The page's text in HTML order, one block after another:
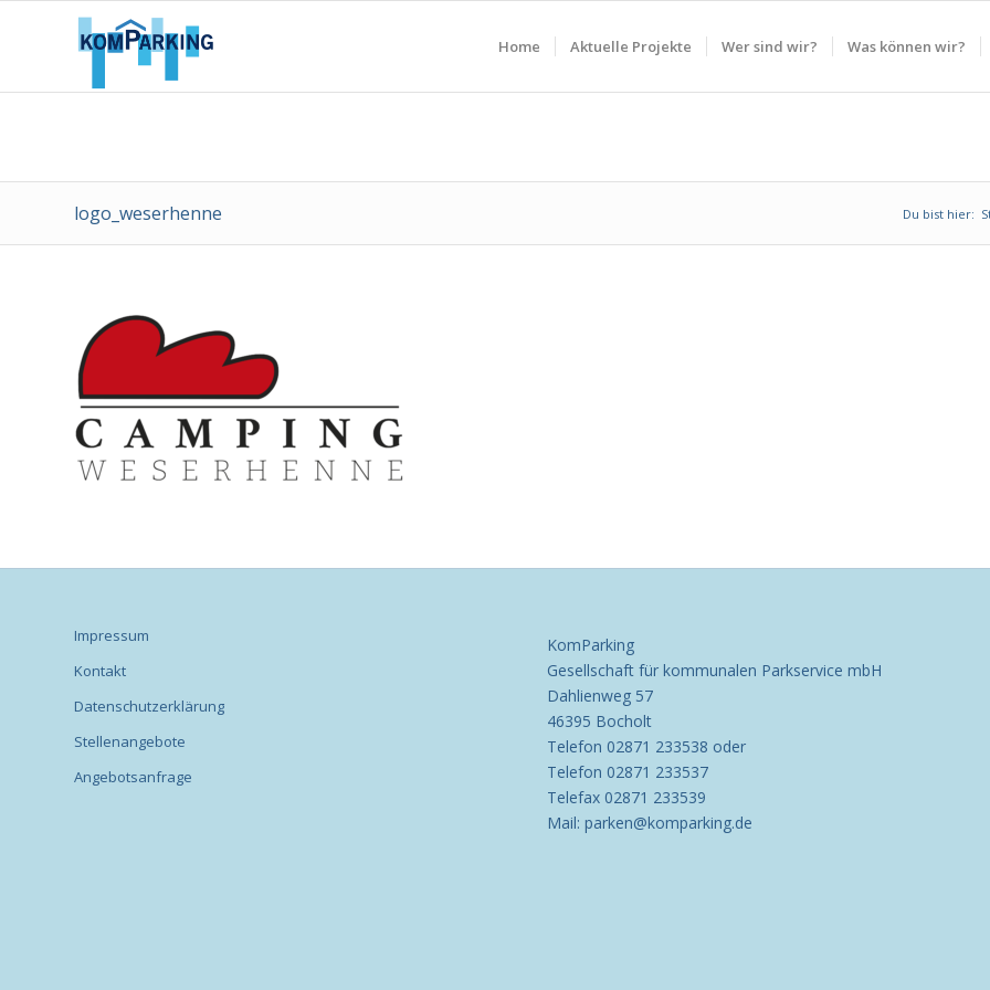
Home Aktuelle Projekte Wer sind wir? Was können wir?
logo_weserhenne Du bist hier:
Impressum
Kontakt
Datenschutzerklärung
Stellenangebote
Angebotsanfrage
KomParking
Gesellschaft für kommunalen Parkservice mbH
Dahlienweg 57
46395 Bocholt
Telefon 02871 233538 oder
Telefon 02871 233537
Telefax 02871 233539
Mail: parken@komparking.de